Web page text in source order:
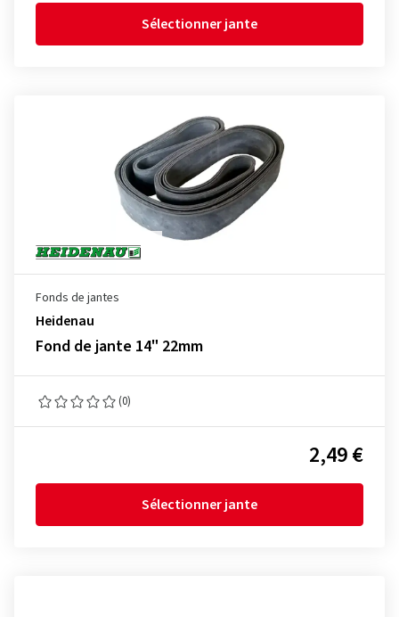
Sélectionner jante
Fonds de jantes
Heidenau
Fond de jante 14" 22mm
(0)
2,49 €
Sélectionner jante